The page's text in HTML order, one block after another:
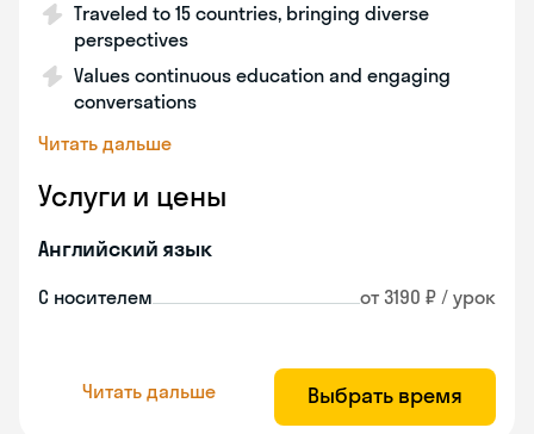
Traveled to 15 countries, bringing diverse
perspectives
Values continuous education and engaging
conversations
Читать дальше
Услуги и цены
Английский язык
С носителем от 3190 ₽ / урок
Читать дальше Выбрать время